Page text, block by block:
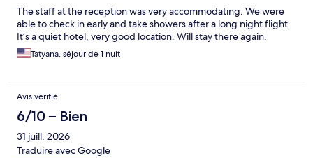
The staff at the reception was very accommodating. We were
able to check in early and take showers after a long night flight.
It’s a quiet hotel, very good location. Will stay there again.
Tatyana, séjour de 1 nuit
Avis vérifié
6/10 – Bien
31 juill. 2026
Traduire avec Google